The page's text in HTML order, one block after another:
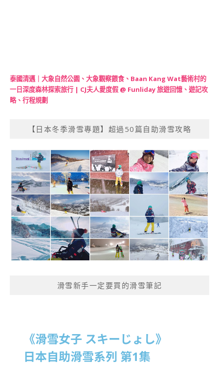
泰國清邁｜大象自然公園、大象觀察餵食、Baan Kang Wat藝術村的
一日深度森林探索旅行 | CJ夫人愛度假 @ Funliday 旅遊回憶、遊記攻
略、行程規劃
【日本冬季滑雪專題】超過50篇自助滑雪攻略
滑雪新手一定要買的滑雪筆記